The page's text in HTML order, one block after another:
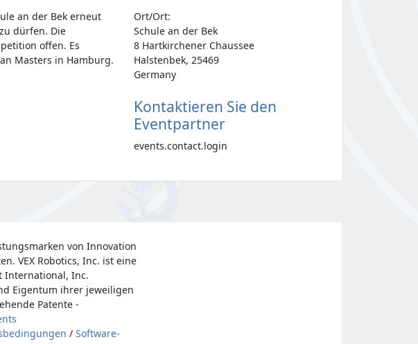
an der Bek erneut
dürfen. Die
offen. Es
Masters in Hamburg.
Ort/Ort:
Schule an der Bek
8 Hartkirchener Chaussee
Halstenbek, 25469
Germany
Kontaktieren Sie den
Eventpartner
events.contact.login
von Innovation
VEX Robotics, Inc. ist eine
International, Inc.
Eigentum ihrer jeweiligen
Patente -
/ Software-